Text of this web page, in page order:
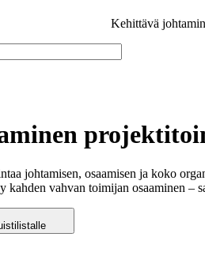
Kehittävä
johtamisen, osaamisen ja koko
kahden vahvan toimijan osaaminen –